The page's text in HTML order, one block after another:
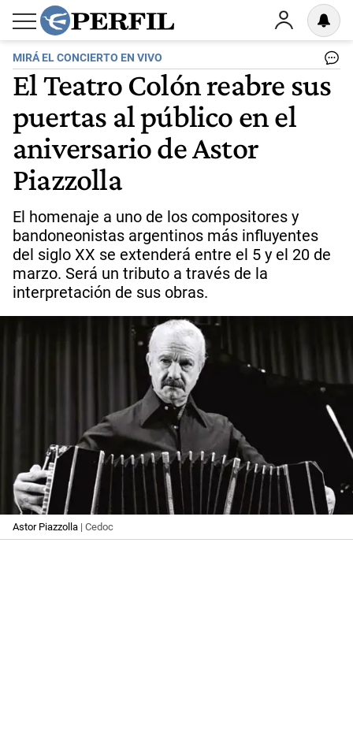
MIRÁ EL CONCIERTO EN VIVO
El Teatro Colón reabre sus
puertas al público en el
aniversario de Astor
Piazzolla
El homenaje a uno de los compositores y
bandoneonistas argentinos más influyentes
del siglo XX se extenderá entre el 5 y el 20 de
marzo. Será un tributo a través de la
interpretación de sus obras.
Astor Piazzolla | Cedoc